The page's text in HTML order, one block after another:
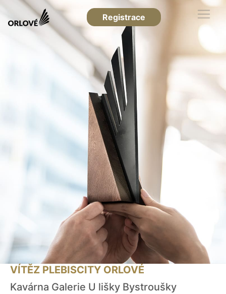
Registrace
VÍTĚZ PLEBISCITY ORLOVÉ
Kavárna Galerie U lišky Bystroušky